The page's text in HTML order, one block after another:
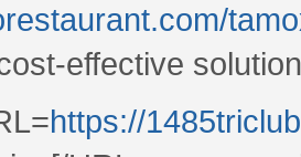
effective
https://